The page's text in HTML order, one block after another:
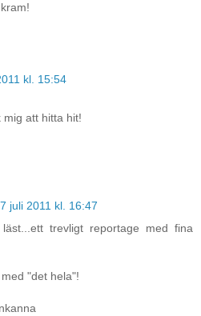
kl. 15:54
att hitta hit!
juli 2011 kl. 16:47
trevligt reportage med fina
"det hela"!